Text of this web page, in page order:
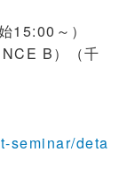
15:00～）
B）（千
seminar/deta